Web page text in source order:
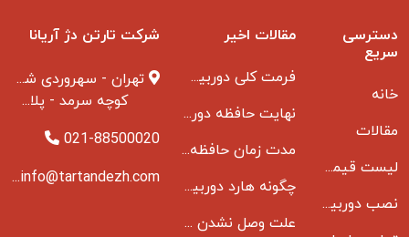
دسترسی
سریع
خانه
مقالات
لیست قیمت دوربین مداربسته
نصب دوربین مداربسته
مقالات اخیر
فرمت کلی دوربین مدار بسته
نهایت حافظه دوربین مدار بسته
مدت زمان حافظه دوربین مداربسته بانکها
چگونه هارد دوربین مداربسته می سوزد
علت وصل نشدن دی وی ار به مانیتور و راه حل مشکل
شرکت تارتن دژ آریانا
تهران - سهروردی شمالی
کوچه سرمد - پلاک ۱ - طبقه ۳
021-88500020
info@tartandezh.com